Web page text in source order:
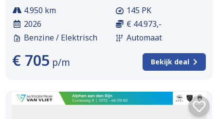
4.950 km
2026
Benzine / Elektrisch
145 PK
€ 44.973,-
Automaat
€ 705 p/m Bekijk deal